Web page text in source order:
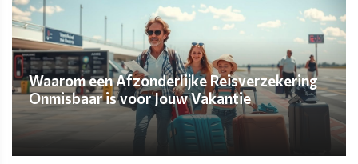
Waarom een Afzonderlijke Reisverzekering
Onmisbaar is voor Jouw Vakantie